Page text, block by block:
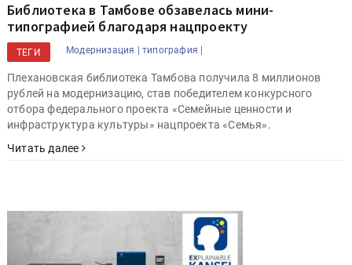
Библиотека в Тамбове обзавелась мини-
типографией благодаря нацпроекту
ТЕГИ Модернизация | типография |
Плехановская библиотека Тамбова получила 8 миллионов
рублей на модернизацию, став победителем конкурсного
отбора федерального проекта «Семейные ценности и
инфраструктура культуры» нацпроекта «Семья».
Читать далее